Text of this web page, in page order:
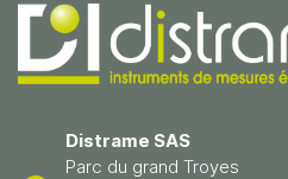
Distrame SAS
Parc du grand Troyes